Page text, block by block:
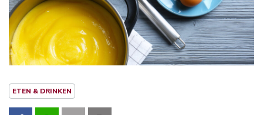
ETEN & DRINKEN